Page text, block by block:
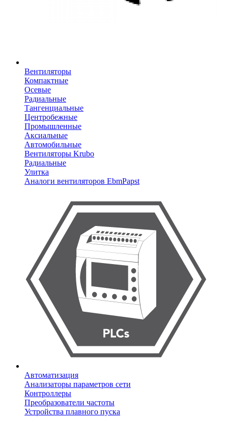
Вентиляторы
Компактные
Осевые
Радиальные
Тангенциальные
Центробежные
Промышленные
Аксиальные
Автомобильные
Вентиляторы Krubo
Радиальные
Улитка
Аналоги вентиляторов EbmPapst
Автоматизация
Анализаторы параметров сети
Контроллеры
Преобразователи частоты
Устройства плавного пуска